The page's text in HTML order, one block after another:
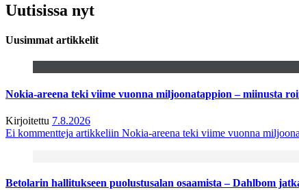
Uutisissa nyt
Uusimmat artikkelit
Nokia-areena teki viime vuonna miljoonatappion – miinusta
Kirjoitettu 7.8.2026
Ei kommentteja artikkeliin Nokia-areena teki viime vuonna
Betolarin hallitukseen puolustusalan osaamista – Dahlbom